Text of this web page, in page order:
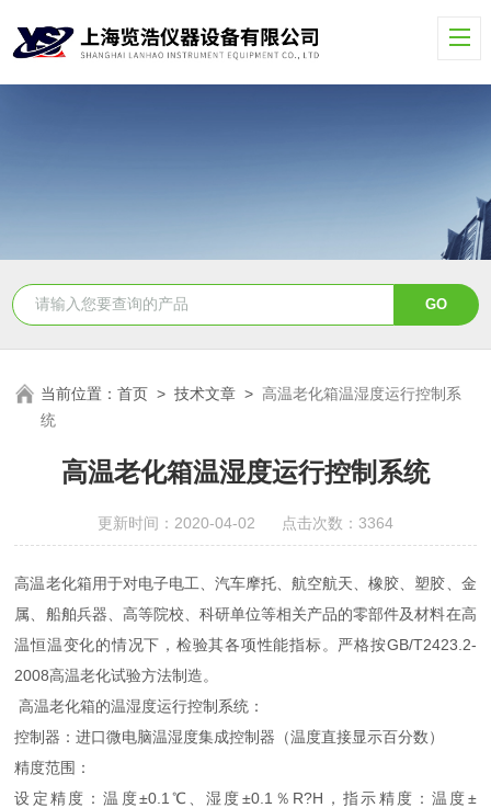
当前位置：首页 >技术文章 > 高温老化箱温湿度运行控制系
统
高温老化箱温湿度运行控制系统
更新时间：2020-04-02 点击次数：3364
高温老化箱用于对电子电工、汽车摩托、航空航天、橡胶、塑胶、金
属、船舶兵器、高等院校、科研单位等相关产品的零部件及材料在高
温恒温变化的情况下，检验其各项性能指标。严格按GB/T2423.2-
2008高温老化试验方法制造。
高温老化箱的温湿度运行控制系统：
控制器：进口微电脑温湿度集成控制器（温度直接显示百分数）
精度范围：
设定精度：温度±0.1℃、湿度±0.1％R?H，指示精度：温度±